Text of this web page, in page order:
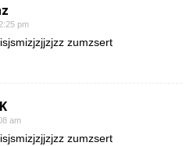
pm
zumzsert
am
zumzsert